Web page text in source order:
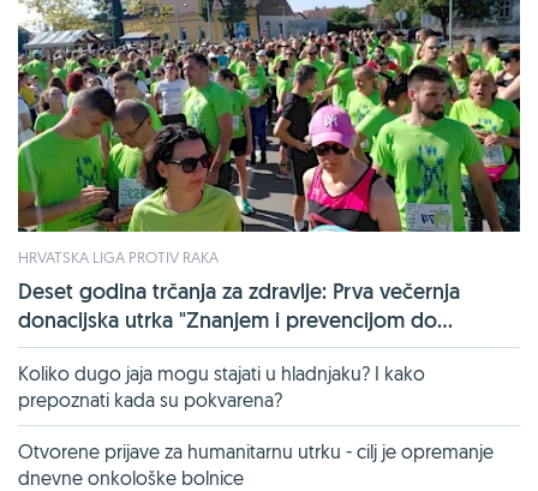
HRVATSKA LIGA PROTIV RAKA
Deset godina trčanja za zdravlje: Prva večernja
donacijska utrka "Znanjem i prevencijom do...
Koliko dugo jaja mogu stajati u hladnjaku? I kako
prepoznati kada su pokvarena?
Otvorene prijave za humanitarnu utrku - cilj je opremanje
dnevne onkološke bolnice